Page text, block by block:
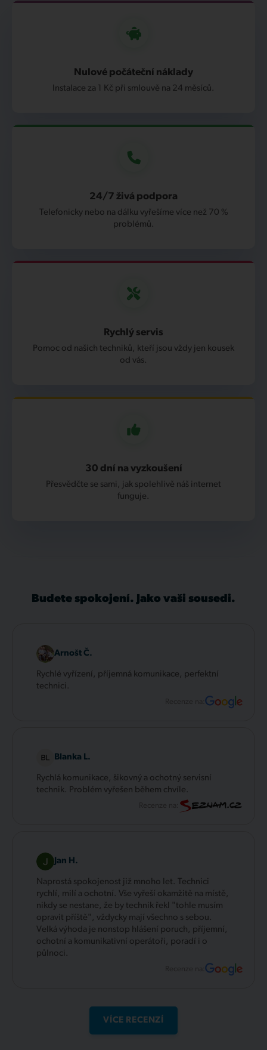
Nulové počáteční náklady
Instalace za 1 Kč při smlouvě na 24 měsíců.
24/7 živá podpora
Telefonicky nebo na dálku vyřešíme více než 70 %
problémů.
Rychlý servis
Pomoc od našich techniků, kteří jsou vždy jen kousek
od vás.
30 dní na vyzkoušení
Přesvědčte se sami, jak spolehlivě náš internet
funguje.
Budete spokojení. Jako vaši sousedi.
Arnošt Č.
Rychlé vyřízení, příjemná komunikace, perfektní
technici.
Recenze na:
Blanka L.
Rychlá komunikace, šikovný a ochotný servisní
technik. Problém vyřešen během chvíle.
Jan H.
Naprostá spokojenost již mnoho let. Technici
rychlí, milí a ochotní. Vše vyřeší okamžitě na místě,
nikdy se nestane, že by technik řekl "tohle musím
opravit příště", vždycky mají všechno s sebou.
Velká výhoda je nonstop hlášení poruch, příjemní,
ochotní a komunikativní operátoři, poradí i o
půlnoci.
Recenze na:
VÍCE RECENZÍ